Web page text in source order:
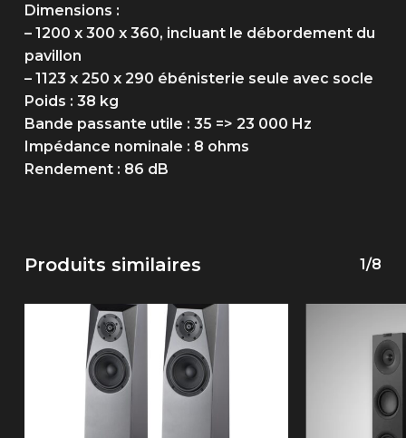
Dimensions :
– 1200 x 300 x 360, incluant le débordement du
pavillon
– 1123 x 250 x 290 ébénisterie seule avec socle
Poids : 38 kg
Bande passante utile : 35 => 23 000 Hz
Impédance nominale : 8 ohms
Rendement : 86 dB
Produits similaires 1/8